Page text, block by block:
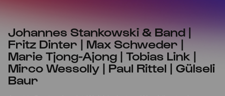
Johannes Stankowski & Band |
Fritz Dinter | Max Schweder |
Marie Tjong-Ajong | Tobias Link |
Mirco Wessolly | Paul Rittel | Gülseli
Baur